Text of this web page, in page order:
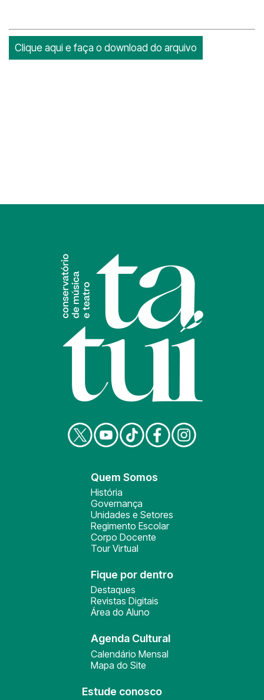
Clique aqui e faça o download do arquivo
Quem Somos
História
Governança
Unidades e Setores
Regimento Escolar
Corpo Docente
Tour Virtual
Fique por dentro
Destaques
Revistas Digitais
Área do Aluno
Agenda Cultural
Calendário Mensal
Mapa do Site
Estude conosco